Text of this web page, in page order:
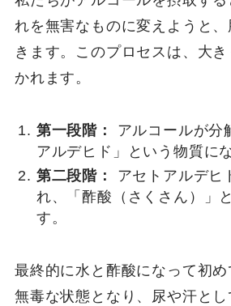
れを無害なものに変えようと
きます。このプロセスは、大
かれます。
第一段階：
アルコールが分
アルデヒド」という物質に
第二段階：
アセトアルデヒ
れ、「酢酸（さくさん）」
す。
最終的に水と酢酸になって初
無毒な状態となり、尿や汗とし